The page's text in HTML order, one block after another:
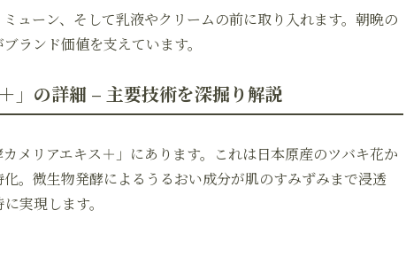
ューン、そして乳液やクリームの前に取り入れます。朝晩の
ランド価値を支えています。
」の詳細 – 主要技術を深掘り解説
メリアエキス＋」にあります。これは日本原産のツバキ花か
。微生物発酵によるうるおい成分が肌のすみずみまで浸透
実現します。